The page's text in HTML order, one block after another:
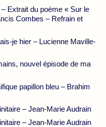
Extrait du poème « Sur le
Combes – Refrain et
je hier – Lucienne Maville-
nouvel épisode de ma
papillon bleu – Brahim
– Jean-Marie Audrain
– Jean-Marie Audrain